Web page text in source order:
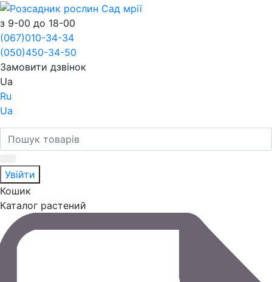
з 9-00 до 18-00
(067)010-34-34
(050)450-34-50
Замовити дзвінок
Ua
Ru
Ua
Увійти
Кошик
Каталог растений